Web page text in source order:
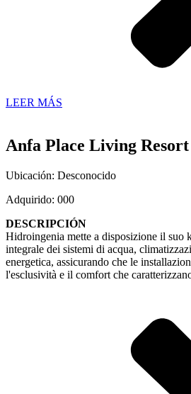
LEER MÁS
Anfa Place Living Resort
Ubicación: Desconocido
Adquirido: 000
DESCRIPCIÓN
Hidroingenia mette a disposizione il suo
integrale dei sistemi di acqua,
energetica, assicurando che le
l'esclusività e il comfort che